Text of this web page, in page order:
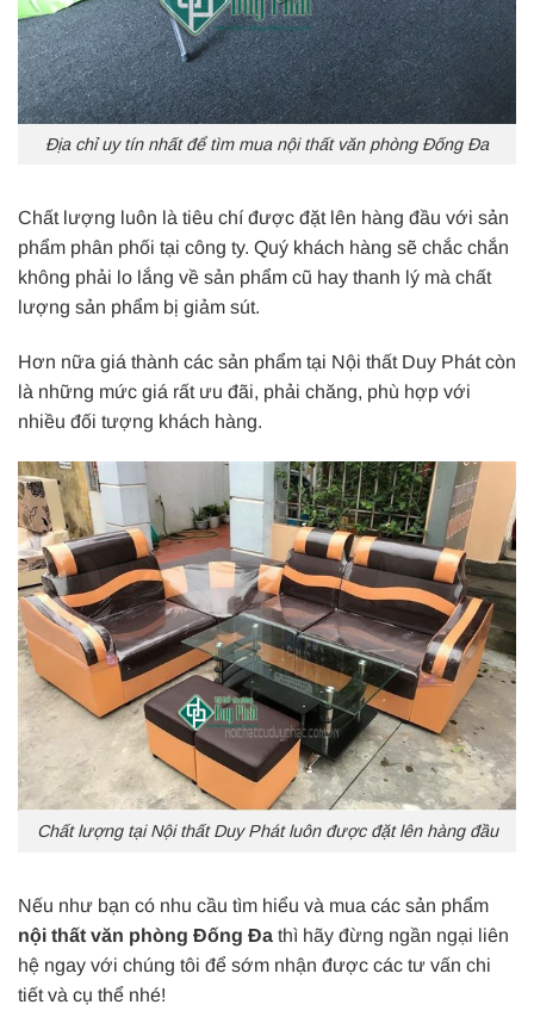
Địa chỉ uy tín nhất để tìm mua nội thất văn phòng Đống Đa
Chất lượng luôn là tiêu chí được đặt lên hàng đầu với sản
phẩm phân phối tại công ty. Quý khách hàng sẽ chắc chắn
không phải lo lắng về sản phẩm cũ hay thanh lý mà chất
lượng sản phẩm bị giảm sút.
Hơn nữa giá thành các sản phẩm tại Nội thất Duy Phát còn
là những mức giá rất ưu đãi, phải chăng, phù hợp với
nhiều đối tượng khách hàng.
Chất lượng tại Nội thất Duy Phát luôn được đặt lên hàng đầu
Nếu như bạn có nhu cầu tìm hiểu và mua các sản phẩm
nội thất văn phòng Đống Đa thì hãy đừng ngần ngại liên
hệ ngay với chúng tôi để sớm nhận được các tư vấn chi
tiết và cụ thể nhé!